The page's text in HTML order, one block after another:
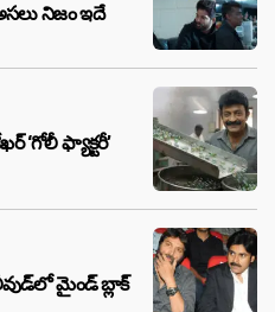
నిజం ఇదే
‘గోలీ ఫ్యాక్టరీ’
మైండ్ బ్లాక్